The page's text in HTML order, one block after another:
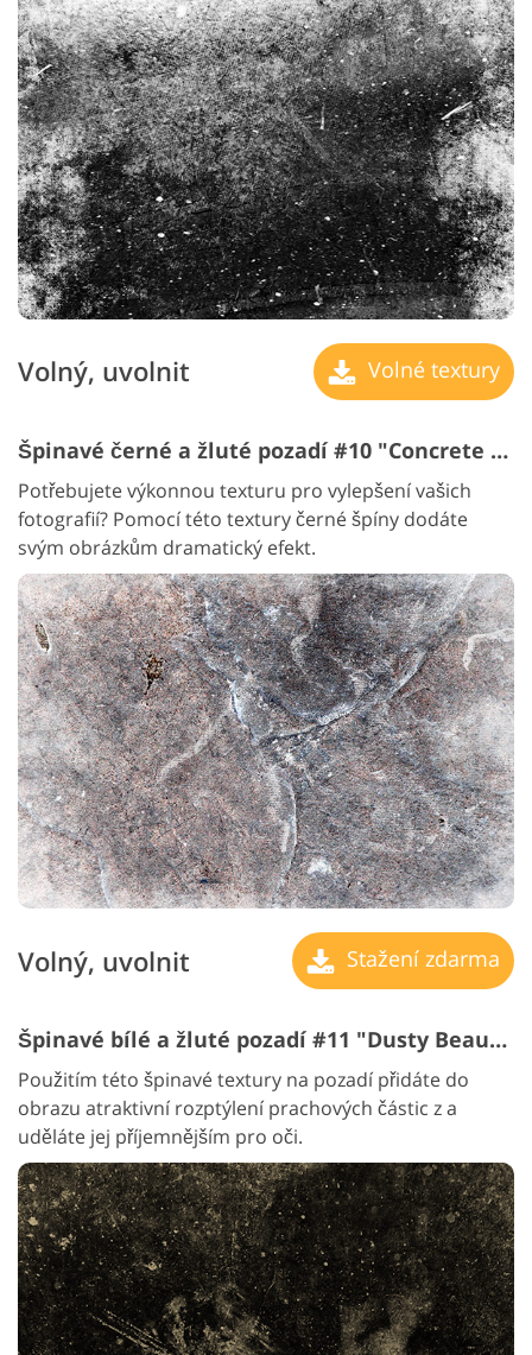
Volný, uvolnit Volné textury
Špinavé černé a žluté pozadí #10 "Concrete Floor "
Potřebujete výkonnou texturu pro vylepšení vašich
fotografií? Pomocí této textury černé špíny dodáte
svým obrázkům dramatický efekt.
Volný, uvolnit Stažení zdarma
Špinavé bílé a žluté pozadí #11 "Dusty Beauty"
Použitím této špinavé textury na pozadí přidáte do
obrazu atraktivní rozptýlení prachových částic z a
uděláte jej příjemnějším pro oči.